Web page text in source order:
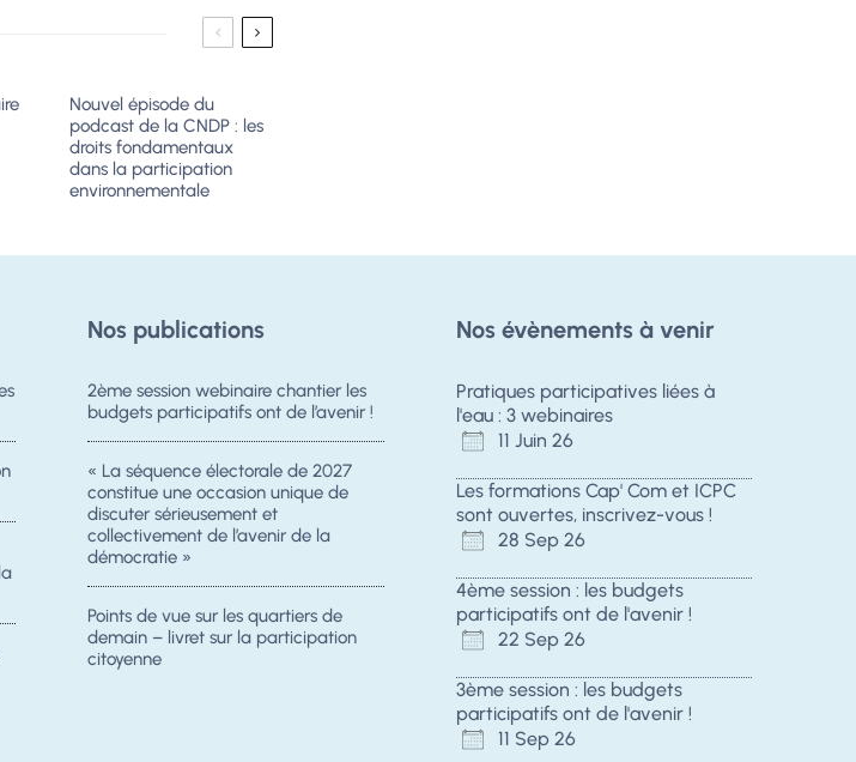
Nouvel épisode du
podcast de la CNDP : les
droits fondamentaux
dans la participation
environnementale
Nos publications
2ème session webinaire chantier les
budgets participatifs ont de l’avenir !
« La séquence électorale de 2027
constitue une occasion unique de
discuter sérieusement et
collectivement de l’avenir de la
démocratie »
Points de vue sur les quartiers de
demain – livret sur la participation
citoyenne
Nos évènements à venir
Pratiques participatives liées à
l'eau : 3 webinaires
11 Juin 26
Les formations Cap' Com et ICPC
sont ouvertes, inscrivez-vous !
28 Sep 26
4ème session : les budgets
participatifs ont de l'avenir !
22 Sep 26
3ème session : les budgets
participatifs ont de l'avenir !
11 Sep 26